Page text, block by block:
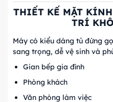
THIẾT KẾ MẶT
TRÍ
Máy có kiểu dáng tủ đứng
sang trọng, dễ vệ sinh và
Gian bếp gia đình
Phòng khách
Văn phòng làm việc